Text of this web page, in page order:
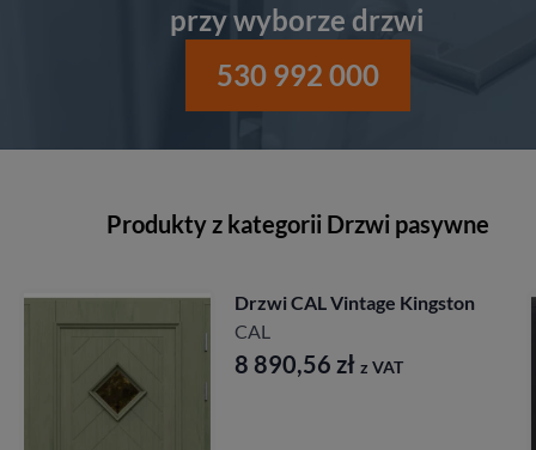
przy wyborze drzwi
530 992 000
Produkty z kategorii Drzwi pasywne
Drzwi CAL Rycerska
Longinus
CAL